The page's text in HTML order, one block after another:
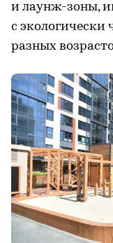
и лаунж-зоны,
с
разных